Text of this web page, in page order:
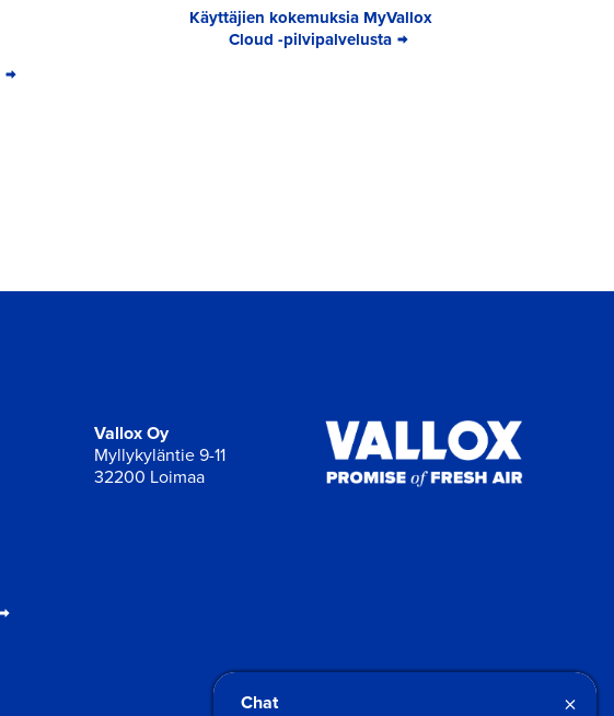
Käyttäjien kokemuksia MyVallox
Cloud -pilvipalvelusta
Vallox Oy
Myllykyläntie 9-11
32200 Loimaa
Chat ×